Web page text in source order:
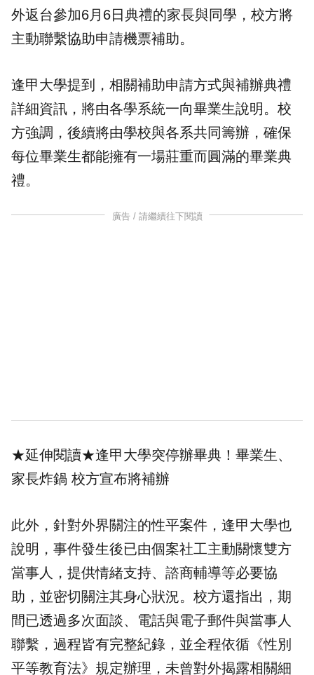
外返台參加6月6日典禮的家長與同學，校方將
主動聯繫協助申請機票補助。
逢甲大學提到，相關補助申請方式與補辦典禮
詳細資訊，將由各學系統一向畢業生說明。校
方強調，後續將由學校與各系共同籌辦，確保
每位畢業生都能擁有一場莊重而圓滿的畢業典
禮。
廣告 / 請繼續往下閱讀
★延伸閱讀★逢甲大學突停辦畢典！畢業生、
家長炸鍋 校方宣布將補辦
此外，針對外界關注的性平案件，逢甲大學也
說明，事件發生後已由個案社工主動關懷雙方
當事人，提供情緒支持、諮商輔導等必要協
助，並密切關注其身心狀況。校方還指出，期
間已透過多次面談、電話與電子郵件與當事人
聯繫，過程皆有完整紀錄，並全程依循《性別
平等教育法》規定辦理，未曾對外揭露相關細